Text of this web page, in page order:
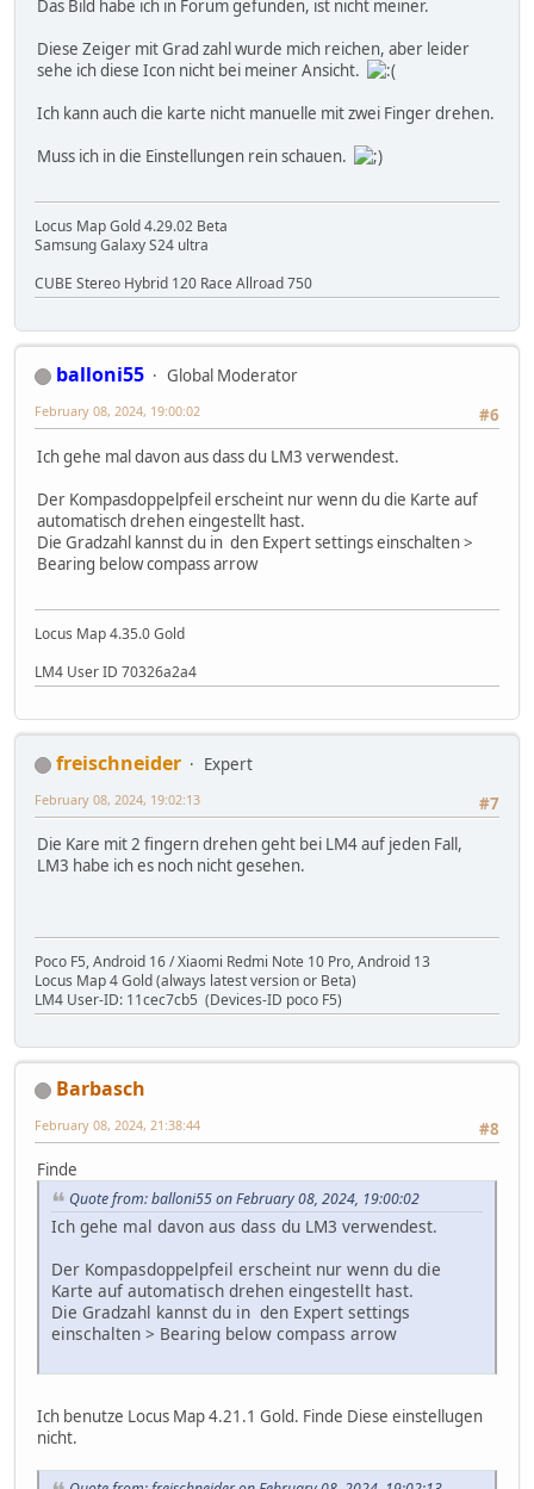
Das Bild habe ich in Forum gefunden, ist nicht meiner.
Diese Zeiger mit Grad zahl wurde mich reichen, aber leider
sehe ich diese Icon nicht bei meiner Ansicht.
Ich kann auch die karte nicht manuelle mit zwei Finger drehen.
Muss ich in die Einstellungen rein schauen.
Locus Map Gold 4.29.02 Beta
Samsung Galaxy S24 ultra
CUBE Stereo Hybrid 120 Race Allroad 750
balloni55
Global Moderator
#6
February 08, 2024, 19:00:02
Ich gehe mal davon aus dass du LM3 verwendest.
Der Kompasdoppelpfeil erscheint nur wenn du die Karte auf
automatisch drehen eingestellt hast.
Die Gradzahl kannst du in den Expert settings einschalten >
Bearing below compass arrow
Locus Map 4.35.0 Gold
LM4 User ID 70326a2a4
freischneider
Expert
#7
February 08, 2024, 19:02:13
Die Kare mit 2 fingern drehen geht bei LM4 auf jeden Fall,
LM3 habe ich es noch nicht gesehen.
Poco F5, Android 16 / Xiaomi Redmi Note 10 Pro, Android 13
Locus Map 4 Gold (always latest version or Beta)
LM4 User-ID: 11cec7cb5 (Devices-ID poco F5)
Barbasch
#8
February 08, 2024, 21:38:44
Finde
Quote from: balloni55 on February 08, 2024, 19:00:02
Ich gehe mal davon aus dass du LM3 verwendest.
Der Kompasdoppelpfeil erscheint nur wenn du die
Karte auf automatisch drehen eingestellt hast.
Die Gradzahl kannst du in den Expert settings
einschalten > Bearing below compass arrow
Ich benutze Locus Map 4.21.1 Gold. Finde Diese einstellugen
nicht.